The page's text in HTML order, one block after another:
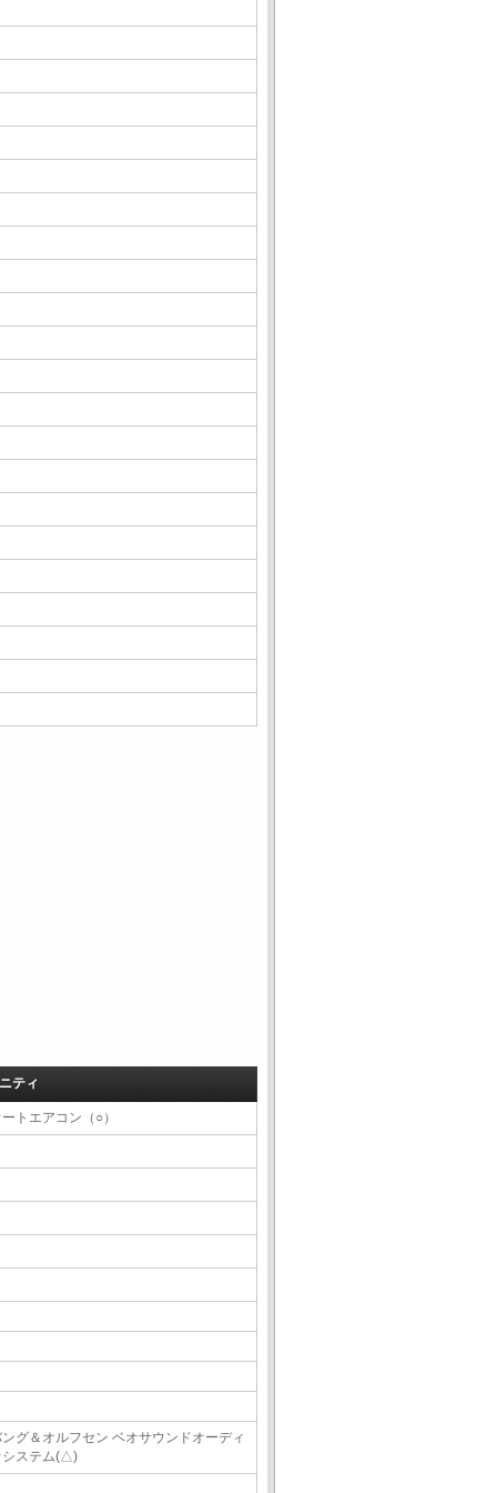
ティ
トエアコン（○）
グ＆オルフセン ベオサウンドオーディ
システム(△)